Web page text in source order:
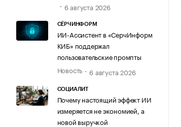
6 августа 2026
СЁРЧИНФОРМ
ИИ-Ассистент в «СерчИнформ
КИБ» поддержал
пользовательские промпты
Новость
6 августа 2026
СОЦИАЛИТ
Почему настоящий эффект ИИ
измеряется не экономией, а
новой выручкой